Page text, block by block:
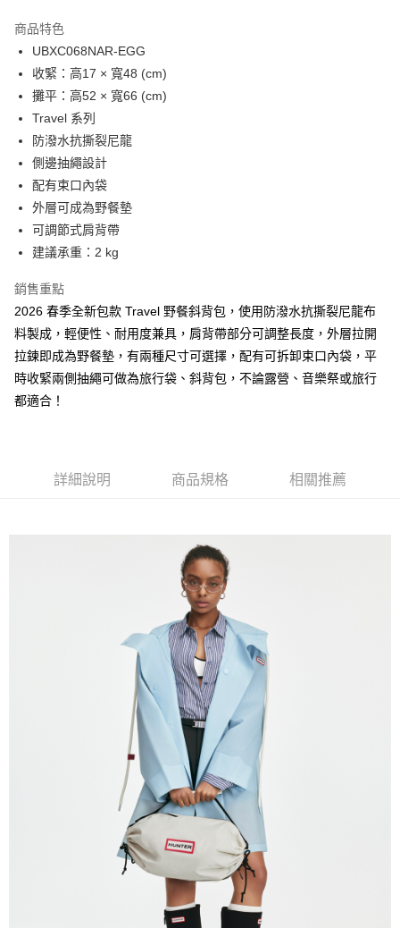
Google Pay
貨到付款
運送方式
免運費
付款後萊爾富取貨
免運費
免運費
新竹貨運
免運費
貨到付款
每筆NT$110，滿NT$2,000(含以上)免運費
商品特色
UBXC068NAR-EGG
收緊：高17 × 寬48 (cm)
攤平：高52 × 寬66 (cm)
Travel 系列
防潑水抗撕裂尼龍
側邊抽繩設計
配有束口內袋
外層可成為野餐墊
可調節式肩背帶
建議承重：2 kg
銷售重點
2026 春季全新包款 Travel 野餐斜背包，使用防潑水抗撕裂尼龍布
料製成，輕便性、耐用度兼具，肩背帶部分可調整長度，外層拉開
拉鍊即成為野餐墊，有兩種尺寸可選擇，配有可拆卸束口內袋，平
時收緊兩側抽繩可做為旅行袋、斜背包，不論露營、音樂祭或旅行
都適合！
詳細說明 商品規格 相關推薦